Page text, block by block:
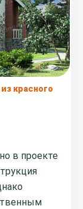
красного
в проекте